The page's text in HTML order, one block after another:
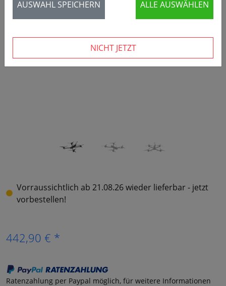
‹ ›
Vorraussichtlich ab 21.08.26 wieder lieferbar - jetzt
vorbestellen!
442,90 € *
Ratenzahlung per Paypal möglich, für weitere Informationen
AUSWAHL SPEICHERN ALLE AUSWÄHLEN
NICHT JETZT